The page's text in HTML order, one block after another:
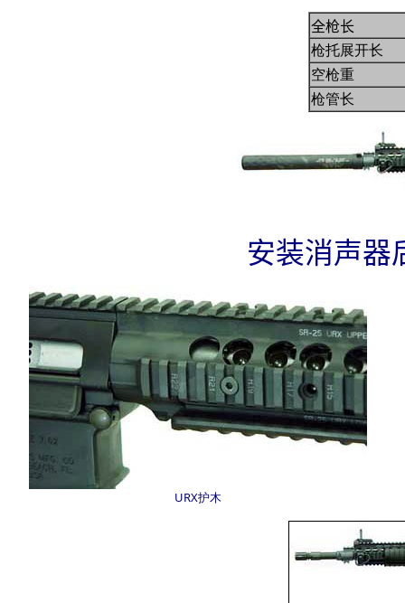
全枪长
枪托展开长
空枪重
枪管长
安装消声器
URX护木